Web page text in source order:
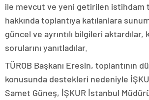
ile mevcut ve yeni getirilen istihdam
hakkında toplantıya katılanlara
güncel ve ayrıntılı bilgileri aktardılar,
sorularını yanıtladılar.
TÜROB Başkanı Eresin, toplantının
konusunda destekleri nedeniyle
Samet Güneş, İŞKUR İstanbul